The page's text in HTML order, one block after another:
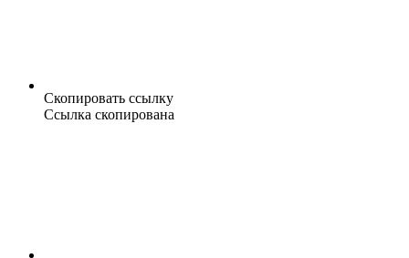
Скопировать ссылку
Ссылка скопирована